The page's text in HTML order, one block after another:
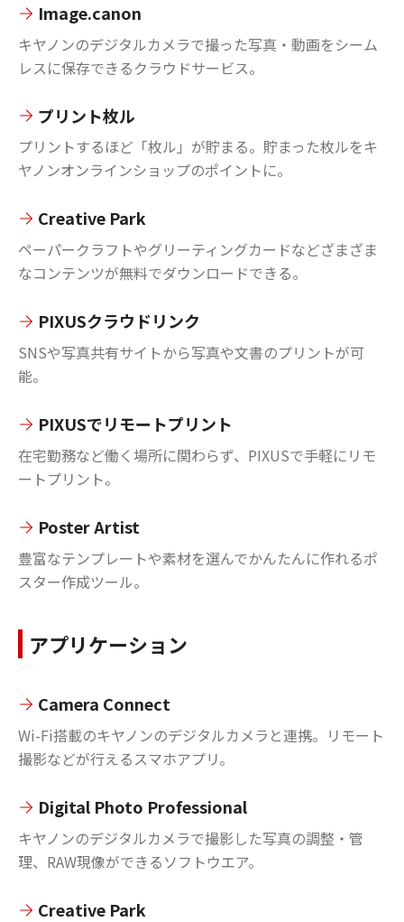
Image.canon
キヤノンのデジタルカメラで撮った写真・動画をシーム
レスに保存できるクラウドサービス。
プリント枚ル
プリントするほど「枚ル」が貯まる。貯まった枚ルをキ
ヤノンオンラインショップのポイントに。
Creative Park
ペーパークラフトやグリーティングカードなどざまざま
なコンテンツが無料でダウンロードできる。
PIXUSクラウドリンク
SNSや写真共有サイトから写真や文書のプリントが可
能。
PIXUSでリモートプリント
在宅勤務など働く場所に関わらず、PIXUSで手軽にリモ
ートプリント。
Poster Artist
豊富なテンプレートや素材を選んでかんたんに作れるポ
スター作成ツール。
アプリケーション
Camera Connect
Wi-Fi搭載のキヤノンのデジタルカメラと連携。リモート
撮影などが行えるスマホアプリ。
Digital Photo Professional
キヤノンのデジタルカメラで撮影した写真の調整・管
理、RAW現像ができるソフトウエア。
Creative Park